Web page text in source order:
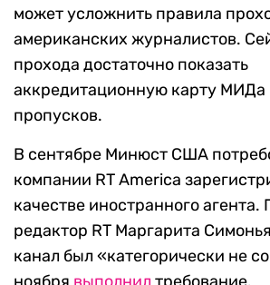
может усложнить правила
американских журналистов.
прохода достаточно показать
аккредитационную карту МИДа
пропусков.
В сентябре Минюст США
компании RT America
качестве иностранного агента.
редактор RT Маргарита
канал был «категорически не